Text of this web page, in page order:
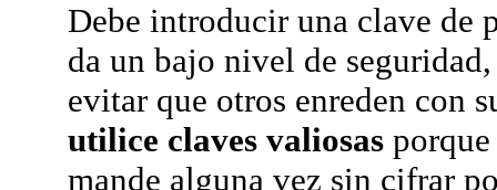
Debe introducir una clave de
da un bajo nivel de
evitar que otros enreden con
utilice claves valiosas
mande alguna vez sin cifrar